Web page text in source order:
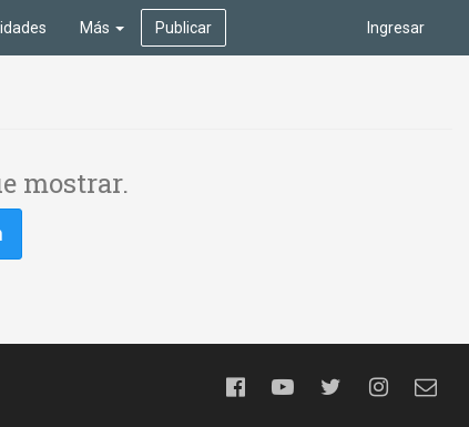
Ingresar
Más Publicar
mostrar.